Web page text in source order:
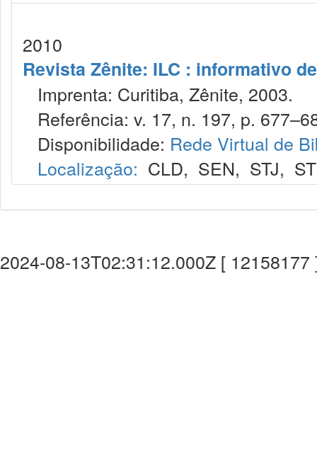
2010
Revista Zênite: ILC : informativo
Imprenta: Curitiba, Zênite, 2003.
Referência: v. 17, n. 197, p.
Disponibilidade: Rede Virtual de
Localização: CLD, SEN, STJ,
2024-08-13T02:31:12.000Z [ 12158177